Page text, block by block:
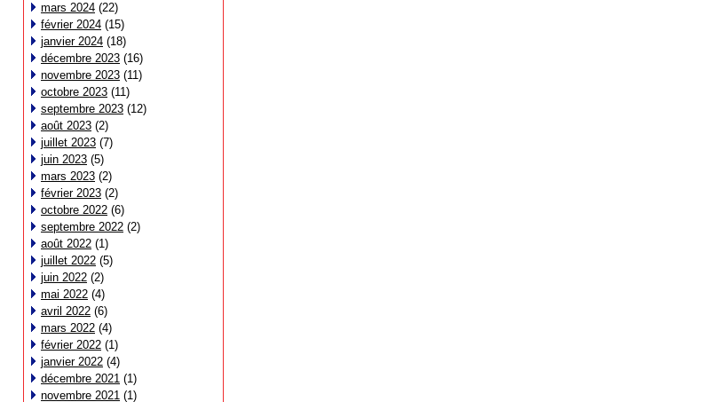
mars 2024 (22)
février 2024 (15)
janvier 2024 (18)
décembre 2023 (16)
novembre 2023 (11)
octobre 2023 (11)
septembre 2023 (12)
août 2023 (2)
juillet 2023 (7)
juin 2023 (5)
mars 2023 (2)
février 2023 (2)
octobre 2022 (6)
septembre 2022 (2)
août 2022 (1)
juillet 2022 (5)
juin 2022 (2)
mai 2022 (4)
avril 2022 (6)
mars 2022 (4)
février 2022 (1)
janvier 2022 (4)
décembre 2021 (1)
novembre 2021 (1)